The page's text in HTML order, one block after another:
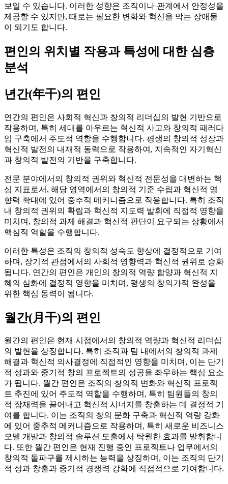
보일 수 있습니다. 이러한 성향은 조직이나 관계에서 안정성을
제공할 수 있지만, 때로는 필요한 변화와 혁신을 막는 장애물
이 되기도 합니다.
편인의 위치별 작용과 특성에 대한 심층
분석
년간(年干)의 편인
연간의 편인은 사회적 혁신과 창의적 리더십의 발현 기반으로
작용하며, 특히 세대를 아우르는 혁신적 사고와 창의적 패러다
임 구축에서 주도적 역할을 수행합니다. 평생의 창의적 성장과
혁신적 발전의 내재적 동력으로 작용하여, 지속적인 자기혁신
과 창의적 발전의 기반을 구축합니다.
전문 분야에서의 창의적 권위와 혁신적 전문성을 대변하는 핵
심 지표로서, 해당 영역에서의 창의적 기준 수립과 혁신적 영
향력 확대에 있어 중추적 메커니즘으로 작용합니다. 특히 조직
내 창의적 권위의 확립과 혁신적 지도력 발휘에 직접적 영향을
미치며, 창의적 과제 해결과 혁신적 판단이 요구되는 상황에서
핵심적 역할을 수행합니다.
이러한 특성은 조직의 창의적 성숙도 향상에 결정적으로 기여
하며, 장기적 관점에서의 사회적 영향력과 혁신적 권위로 승화
됩니다. 연간의 편인은 개인의 창의적 역량 함양과 혁신적 지
혜의 심화에 결정적 영향을 미치며, 평생의 창의가적 완성을
위한 핵심 동력이 됩니다.
월간(月干)의 편인
월간의 편인은 현재 시점에서의 창의적 역량과 혁신적 리더십
의 발현을 상징합니다. 특히 조직과 팀 내에서의 창의적 과제
해결과 혁신적 의사결정에 직접적인 영향을 미치며, 이는 단기
적 성과와 중기적 창의 프로젝트의 성공을 좌우하는 핵심 요소
가 됩니다. 월간 편인은 조직의 창의적 변화와 혁신적 프로젝
트 추진에 있어 주도적 역할을 수행하며, 특히 팀원들의 창의
적 잠재력을 끌어내고 혁신적 시너지를 창출하는 데 결정적 기
여를 합니다. 이는 조직의 창의 문화 구축과 혁신적 역량 강화
에 있어 중추적 메커니즘으로 작용하며, 특히 새로운 비즈니스
모델 개발과 창의적 솔루션 도출에서 탁월한 효과를 발휘합니
다. 또한 월간 편인은 현재 진행 중인 프로젝트나 업무에서의
창의적 돌파구를 제시하는 능력을 상징하며, 이는 조직의 단기
적 성과 창출과 중기적 경쟁력 강화에 직접적으로 기여합니다.